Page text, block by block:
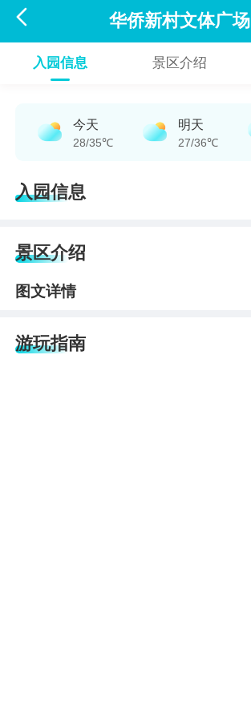
 华侨新村文体广场
入园信息 景区介绍
今天
28/35℃
明天
27/36℃
入园信息
景区介绍
图文详情
游玩指南